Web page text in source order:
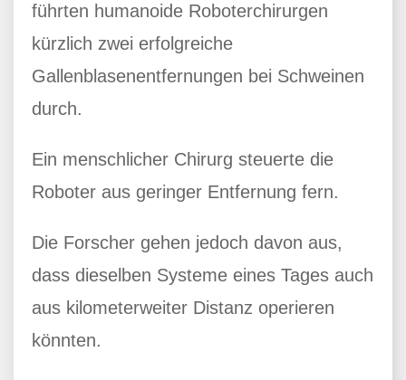
führten humanoide Roboterchirurgen
kürzlich zwei erfolgreiche
Gallenblasenentfernungen bei Schweinen
durch.
Ein menschlicher Chirurg steuerte die
Roboter aus geringer Entfernung fern.
Die Forscher gehen jedoch davon aus,
dass dieselben Systeme eines Tages auch
aus kilometerweiter Distanz operieren
könnten.